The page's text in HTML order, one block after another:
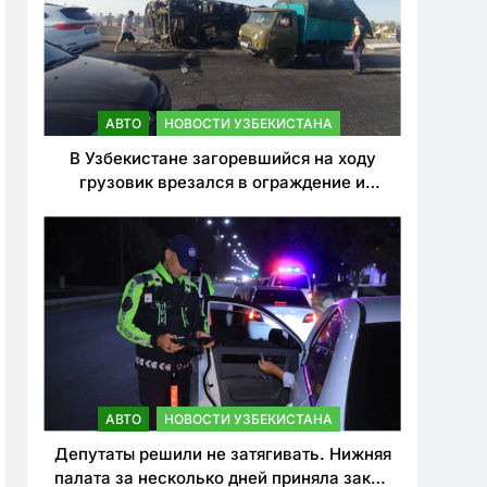
АВТО НОВОСТИ УЗБЕКИСТАНА
В Узбекистане загоревшийся на ходу
грузовик врезался в ограждение и
АВТО НОВОСТИ УЗБЕКИСТАНА
Депутаты решили не затягивать. Нижняя
палата за несколько дней приняла закон